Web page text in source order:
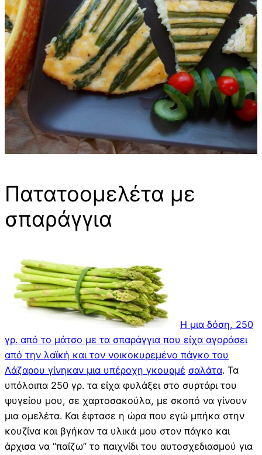
Πατατοομελέτα με
σπαράγγια
Η μια δόση, 250
γρ. από το μάτσο με τα σπαράγγια που είχα αγοράσει
από την λαϊκή και τον νοικοκυρεμένο πάγκο του
Λάζαρου γίνηκαν μια υπέροχη γκουρμέ σαλάτα. Τα
υπόλοιπα 250 γρ. τα είχα φυλάξει στο συρτάρι του
ψυγείου μου, σε χαρτοσακούλα, με σκοπό να γίνουν
μια ομελέτα. Και έφτασε η ώρα που εγώ μπήκα στην
κουζίνα και βγήκαν τα υλικά μου στον πάγκο και
άρχισα να “παίζω” το παιχνίδι του αυτοσχεδιασμού για